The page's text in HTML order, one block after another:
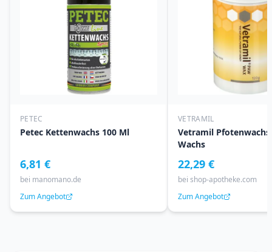
PETEC
Petec Kettenwachs 100 Ml
6,81 €
bei manomano.de
Zum Angebot
VETRAMIL
Vetramil Pfotenwachs
Wachs
22,29 €
bei shop-apotheke.com
Zum Angebot